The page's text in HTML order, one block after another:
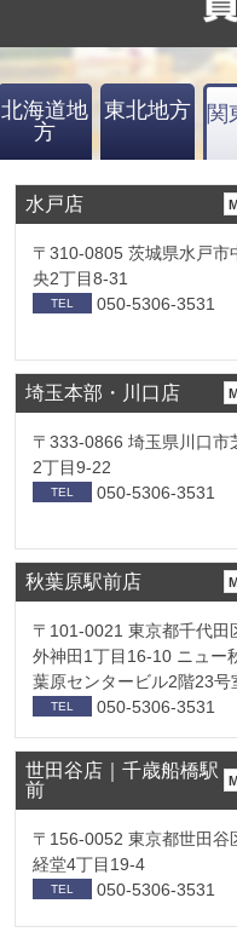
北海道地
方
東北地方 関
水戸店
〒310-0805 茨城県水戸市
央2丁目8-31
TEL 050-5306-3531
埼玉本部・川口店
〒333-0866 埼玉県川口市
2丁目9-22
TEL 050-5306-3531
秋葉原駅前店
〒101-0021 東京都千代田
外神田1丁目16-10 ニュー
葉原センタービル2階23号
TEL 050-5306-3531
世田谷店｜千歳船橋駅
前
〒156-0052 東京都世田谷
経堂4丁目19-4
TEL 050-5306-3531